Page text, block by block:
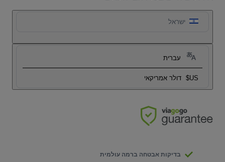
ישראל
עברית
US$ דולר אמריקאי
בדיקות אבטחה ברמה עולמית